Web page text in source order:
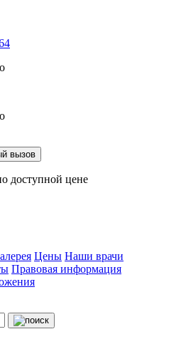
вызов
доступной цене
Цены Наши врачи
Правовая информация